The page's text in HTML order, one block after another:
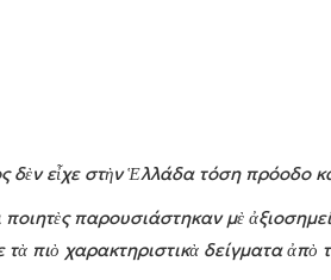
δὲν εἶχε στὴν Ἑλλάδα τόση πρόοδο
ποιητὲς παρουσιάστηκαν μὲ
πιὸ χαρακτηριστικὰ δείγματα ἀπὸ